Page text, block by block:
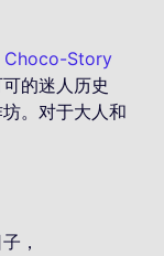
Choco-Story
的迷人历史
。对于大人和
，